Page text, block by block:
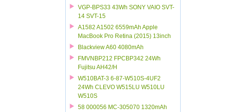
VGP-BPS33 43Wh SONY VAIO SVT-
14 SVT-15
A1582 A1502 6559mAh Apple
MacBook Pro Retina (2015) 13inch
Blackview A60 4080mAh
FMVNBP212 FPCBP342 24Wh
Fujitsu AH42/H
W510BAT-3 6-87-W510S-4UF2
24Wh CLEVO W515LU W510LU
W510S
58 000056 MC-305070 1320mAh